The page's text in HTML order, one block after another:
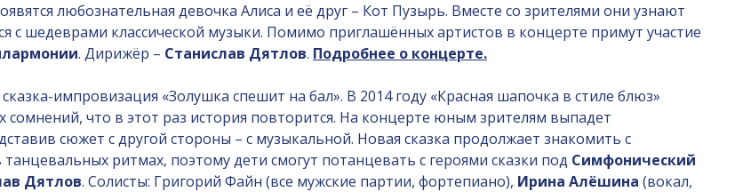
любознательная девочка Алиса и её друг – Кот Пузырь. Вместе со зрителями они узнают
с шедеврами классической музыки. Помимо приглашённых артистов в концерте примут участие
. Дирижёр – Станислав Дятлов. Подробнее о концерте.
импровизация «Золушка спешит на бал». В 2014 году «Красная шапочка в стиле блюз»
сомнений, что в этот раз история повторится. На концерте юным зрителям выпадет
сюжет с другой стороны – с музыкальной. Новая сказка продолжает знакомить с
ритмах, поэтому дети смогут потанцевать с героями сказки под Симфонический
Дятлов. Солисты: Григорий Файн (все мужские партии, фортепиано), Ирина Алёшина (вокал,